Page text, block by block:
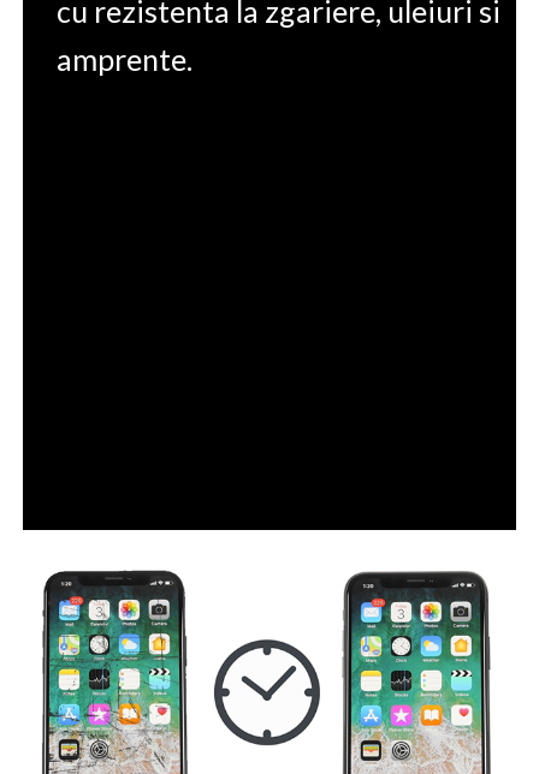
cu rezistenta la zgariere, uleiuri si
amprente.